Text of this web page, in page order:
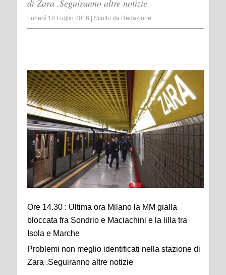
di Zara .Seguiranno altre notizie
Lunedì 18 Luglio 2016 Scritto da Redazione
Ore 14.30 : Ultima ora Milano la MM gialla
bloccata fra Sondrio e Maciachini e la lilla tra
Isola e Marche
Problemi non meglio identificati nella stazione di
Zara .Seguiranno altre notizie